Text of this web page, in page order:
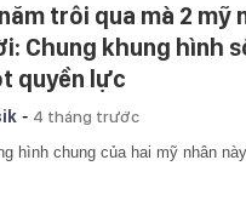
trôi qua mà 2 mỹ
Chung khung hình
quyền lực
- 4 tháng trước
hình chung của hai mỹ nhân